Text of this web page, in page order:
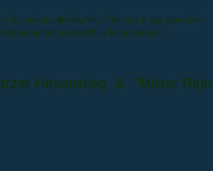
Welpen aus diesem Wurf freuen wir uns über eine
und ein persönliches Kennenlernen.
Hexenstieg & "Mister